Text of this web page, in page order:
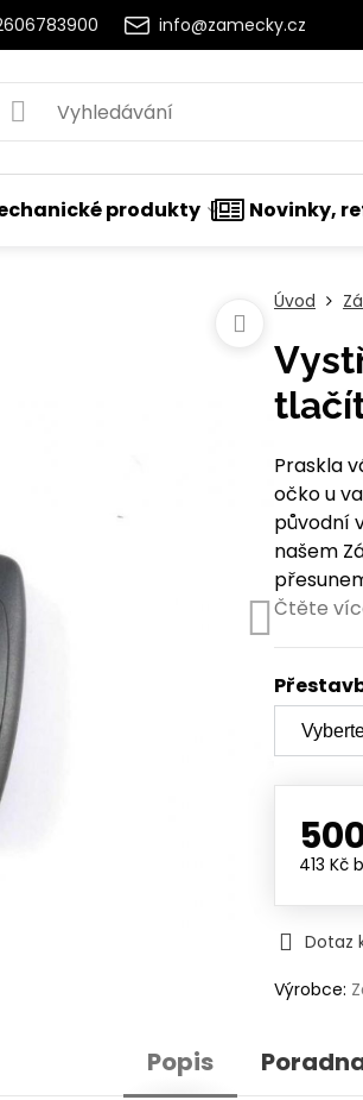
info@zamecky.cz
produkty Novinky,
Úvod
Praskla
očko u
původní
našem
Čtěte
413 Kč
Dotaz
Výrobce:
Popis